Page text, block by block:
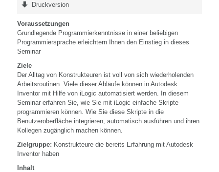
Druckversion
Voraussetzungen
Grundlegende Programmierkenntnisse in einer beliebigen
Programmiersprache erleichtern Ihnen den Einstieg in dieses
Seminar
Ziele
Der Alltag von Konstrukteuren ist voll von sich wiederholenden
Arbeitsroutinen. Viele dieser Abläufe können in Autodesk
Inventor mit Hilfe von iLogic automatisiert werden. In diesem
Seminar erfahren Sie, wie Sie mit iLogic einfache Skripte
programmieren können. Wie Sie diese Skripte in die
Benutzeroberfläche integrieren, automatisch ausführen und ihren
Kollegen zugänglich machen können.
Zielgruppe: Konstrukteure die bereits Erfahrung mit Autodesk
Inventor haben
Inhalt